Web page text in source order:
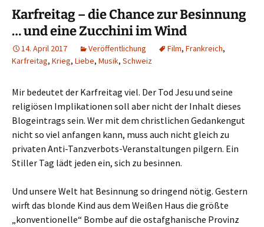
Karfreitag – die Chance zur Besinnung
… und eine Zucchini im Wind
14. April 2017 Veröffentlichung Film, Frankreich,
Karfreitag, Krieg, Liebe, Musik, Schweiz
Mir bedeutet der Karfreitag viel. Der Tod Jesu und seine
religiösen Implikationen soll aber nicht der Inhalt dieses
Blogeintrags sein. Wer mit dem christlichen Gedankengut
nicht so viel anfangen kann, muss auch nicht gleich zu
privaten Anti-Tanzverbots-Veranstaltungen pilgern. Ein
Stiller Tag lädt jeden ein, sich zu besinnen.
Und unsere Welt hat Besinnung so dringend nötig. Gestern
wirft das blonde Kind aus dem Weißen Haus die größte
„konventionelle“ Bombe auf die ostafghanische Provinz